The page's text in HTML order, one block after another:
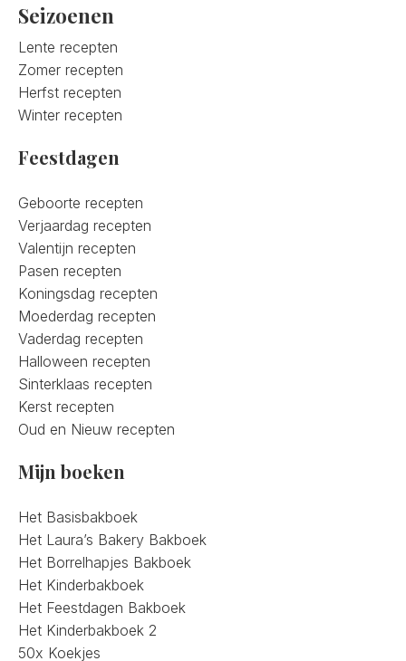
Seizoenen
Lente recepten
Zomer recepten
Herfst recepten
Winter recepten
Feestdagen
Geboorte recepten
Verjaardag recepten
Valentijn recepten
Pasen recepten
Koningsdag recepten
Moederdag recepten
Vaderdag recepten
Halloween recepten
Sinterklaas recepten
Kerst recepten
Oud en Nieuw recepten
Mijn boeken
Het Basisbakboek
Het Laura’s Bakery Bakboek
Het Borrelhapjes Bakboek
Het Kinderbakboek
Het Feestdagen Bakboek
Het Kinderbakboek 2
50x Koekjes